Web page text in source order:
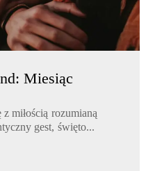
Miesiąc
miłością rozumianą
gest, święto...